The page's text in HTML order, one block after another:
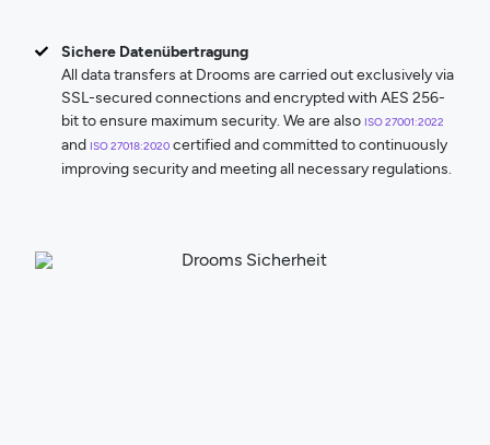
Sichere Datenübertragung
All data transfers at Drooms are carried out exclusively via
SSL-secured connections and encrypted with AES 256-
bit to ensure maximum security. We are also ISO 27001:2022
and ISO 27018:2020 certified and committed to continuously
improving security and meeting all necessary regulations.